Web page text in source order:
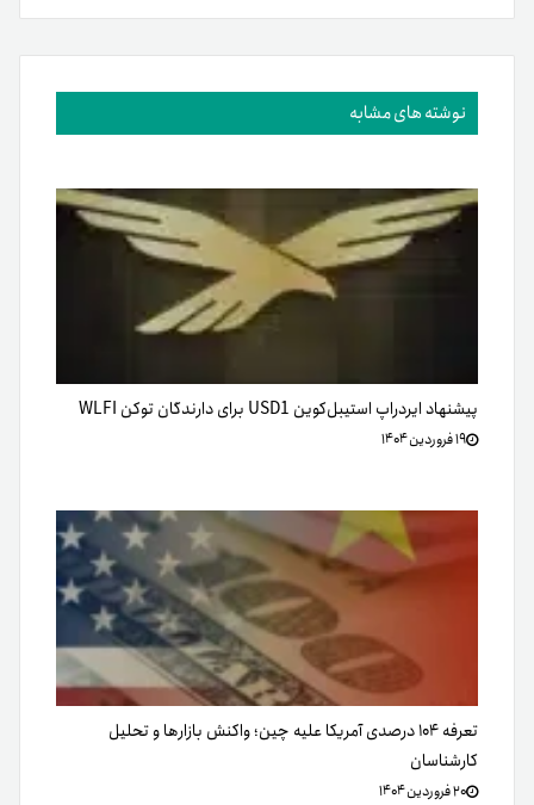
نوشته های مشابه
پیشنهاد ایردراپ استیبل‌کوین USD1 برای دارندگان توکن WLFI
۱۹ فروردین ۱۴۰۴
تعرفه ۱۰۴ درصدی آمریکا علیه چین؛ واکنش‌ بازارها و تحلیل
کارشناسان
۲۰ فروردین ۱۴۰۴